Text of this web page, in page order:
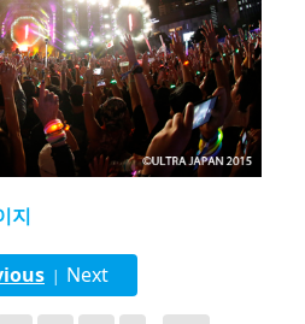
지
| Next